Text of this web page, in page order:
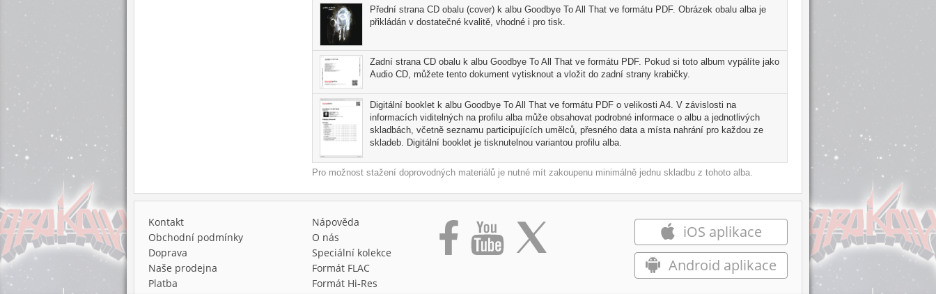
Přední strana CD obalu (cover) k albu Goodbye To All That ve formátu PDF. Obrázek obalu alba je
přikládán v dostatečné kvalitě, vhodné i pro tisk.
Zadní strana CD obalu k albu Goodbye To All That ve formátu PDF. Pokud si toto album vypálíte jako
Audio CD, můžete tento dokument vytisknout a vložit do zadní strany krabičky.
Digitální booklet k albu Goodbye To All That ve formátu PDF o velikosti A4. V závislosti na
informacích viditelných na profilu alba může obsahovat podrobné informace o albu a jednotlivých
skladbách, včetně seznamu participujících umělců, přesného data a místa nahrání pro každou ze
skladeb. Digitální booklet je tisknutelnou variantou profilu alba.
Pro možnost stažení doprovodných materiálů je nutné mít zakoupenu minimálně jednu skladbu z tohoto alba.
Kontakt
Obchodní podmínky
Doprava
Naše prodejna
Platba
Nápověda
O nás
Speciální kolekce
Formát FLAC
Formát Hi‑Res
iOS aplikace
Android aplikace